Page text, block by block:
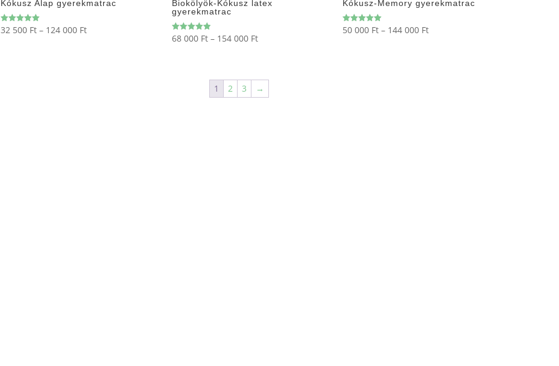
Kókusz Alap gyerekmatrac
Értékelés:
5.00
32 500 Ft – 124 000 FtÁrtartomány:
Biokölyök-Kókusz latex
gyerekmatrac
Értékelés:
5.00
68 000 Ft – 154 000 FtÁrtartomány:
-
154
Kókusz-Memory gyerekmatrac
Értékelés:
5.00
50 000 Ft – 144 000 FtÁrtartomány:
1 2 3 →